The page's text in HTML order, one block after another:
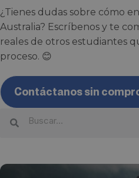
¿Tienes dudas sobre cómo
Australia? Escríbenos y te
reales de otros estudiantes
proceso. 😊
Contáctanos sin